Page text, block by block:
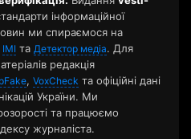
інформаційної
ми спираємося на
ІМІ та Детектор медіа. Для
редакція
, VoxCheck та офіційні дані
України. Ми
та працюємо
журналіста.